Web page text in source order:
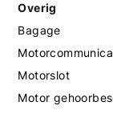
Overig
Bagage
Motorslot
Motor